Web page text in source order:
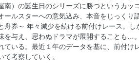
貴浩 「笑利」への道
ールトピックス
spot light 話題急騰 気になるアノ人
ターズチャンピオン（桐生）展望
南）の誕生日のシリーズに勝つというカッ
ールスターへの意気込み、本音をじっく
舟券～ 年々減少を続ける前付けレース。
を与え、思わぬドラマが展開することも…
ている。最近１年のデータを基に、前付け
て考察していく。